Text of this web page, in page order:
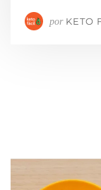
por KETO